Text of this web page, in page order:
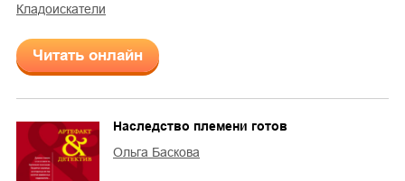
кладоискатели
Читать онлайн
Наследство племени готов
Ольга Баскова